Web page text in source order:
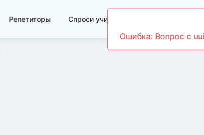
Репетиторы Спроси учителя